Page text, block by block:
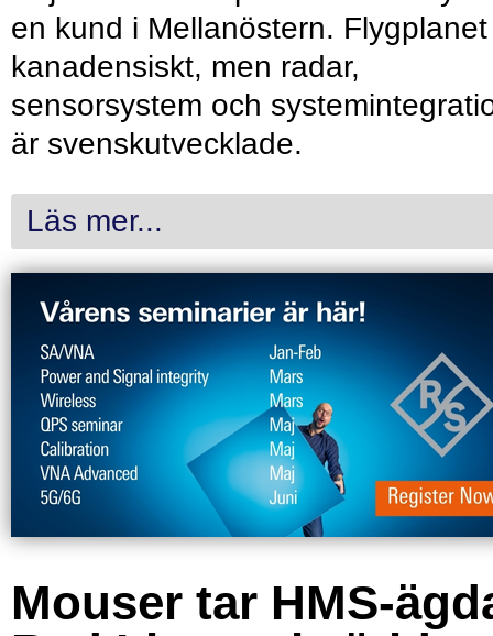
en kund i Mellanöstern.
kanadensiskt, men radar,
sensorsystem och
är svenskutvecklade.
Läs mer...
Mouser tar HMS-